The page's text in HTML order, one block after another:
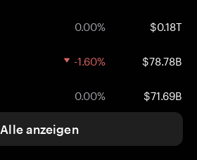
0.00% $0.18T
-1.60% $78.78B
0.00% $71.69B
Alle anzeigen